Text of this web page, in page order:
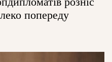
попереду